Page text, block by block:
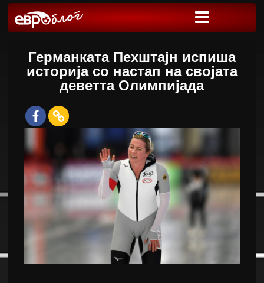
Германката Пехштајн испиша
историја со настап на својата
деветта Олимпијада